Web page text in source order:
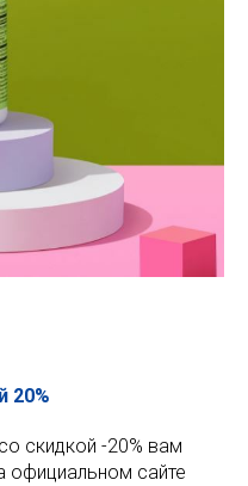
20%
скидкой -20% вам
официальном сайте